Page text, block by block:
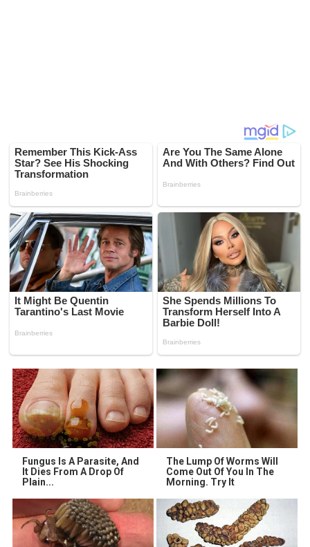
Fungus Is A Parasite, And
It Dies From A Drop Of
Plain...
The Lump Of Worms Will
Come Out Of You In The
Morning. Try It